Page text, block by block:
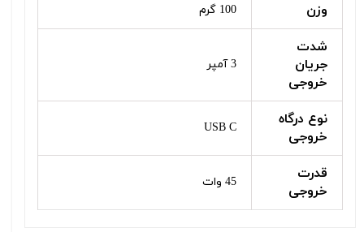
وزن 100 گرم
شدت
جریان
خروجی
3 آمپر
نوع درگاه
خروجی
USB C
قدرت
خروجی
45 وات